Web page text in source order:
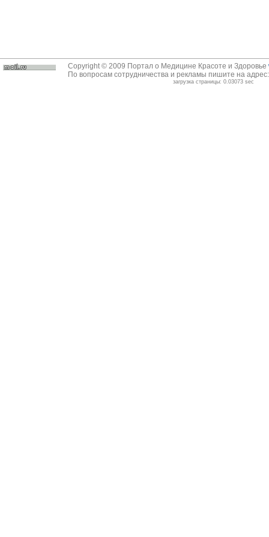
Copyright © 2009 Портал о Медицине Красоте и Здоровье
По вопросам сотрудничества и рекламы пишите на
загрузка страницы: 0.03073 sec